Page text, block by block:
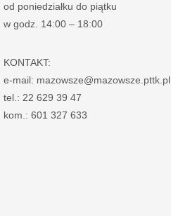
od poniedziałku do piątku
w godz. 14:00 – 18:00
KONTAKT:
e-mail: mazowsze@mazowsze.pttk.pl
tel.: 22 629 39 47
kom.: 601 327 633